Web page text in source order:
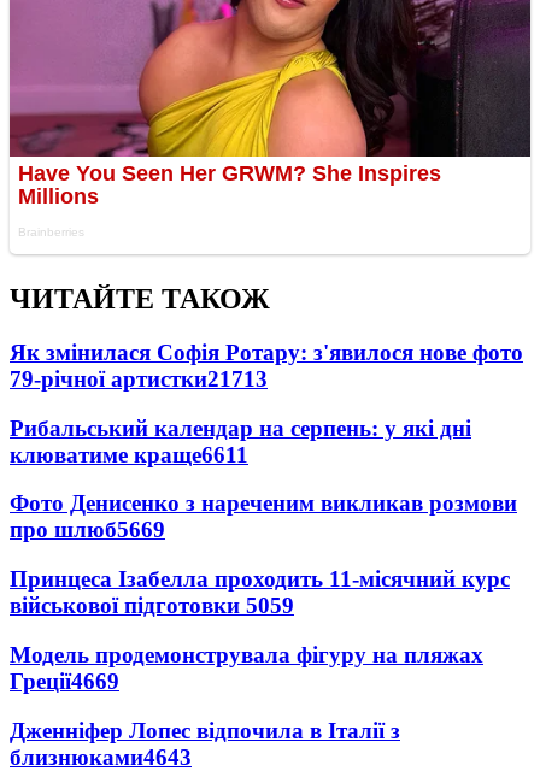
ЧИТАЙТЕ ТАКОЖ
Як змінилася Софія Ротару: з'явилося нове фото
79-річної артистки21713
Рибальський календар на серпень: у які дні
клюватиме краще6611
Фото Денисенко з нареченим викликав розмови
про шлюб5669
Принцеса Ізабелла проходить 11-місячний курс
військової підготовки 5059
Модель продемонструвала фігуру на пляжах
Греції4669
Дженніфер Лопес відпочила в Італії з
близнюками4643